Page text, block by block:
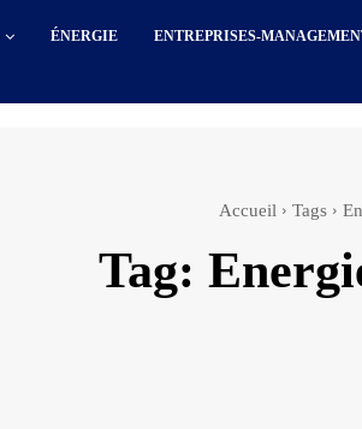
ÉNERGIE ENTREPRISES-
Accueil Tags
Tag: